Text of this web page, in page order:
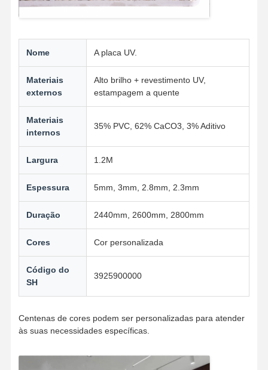
Nome A placa UV.
Materiais
externos
Alto brilho + revestimento UV,
estampagem a quente
Materiais
internos
35% PVC, 62% CaCO3, 3% Aditivo
Largura 1.2M
Espessura 5mm, 3mm, 2.8mm, 2.3mm
Duração 2440mm, 2600mm, 2800mm
Cores Cor personalizada
Código do
SH
3925900000
Centenas de cores podem ser personalizadas para atender
às suas necessidades específicas.